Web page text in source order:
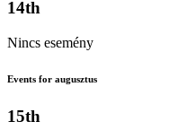
14th
Nincs esemény
Events for augusztus
15th